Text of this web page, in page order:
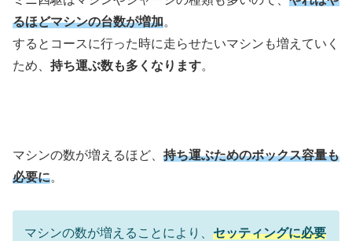
るほどマシンの台数が増加。
するとコースに行った時に走らせたいマシンも増えていく
ため、 持ち運ぶ数も多くなります。
マシンの数が増えるほど、 持ち運ぶためのボックス容量も
必要に。
マシンの数が増えることにより、 セッティングに必要